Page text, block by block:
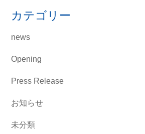
カテゴリー
news
Opening
Press Release
お知らせ
未分類